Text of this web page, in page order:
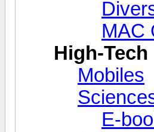
MAC
High-Tech
Mobiles
E-